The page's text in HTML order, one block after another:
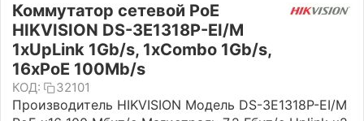
Коммутатор сетевой PoE
HIKVISION DS-3E1318P-EI/M
1xUpLink 1Gb/s, 1xCombo 1Gb/s,
16xPoE 100Mb/s
КОД: 32101
Производитель HIKVISION Модель DS-3E1318P-EI/M